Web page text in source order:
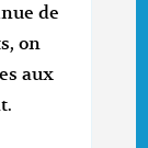
de
on
aux